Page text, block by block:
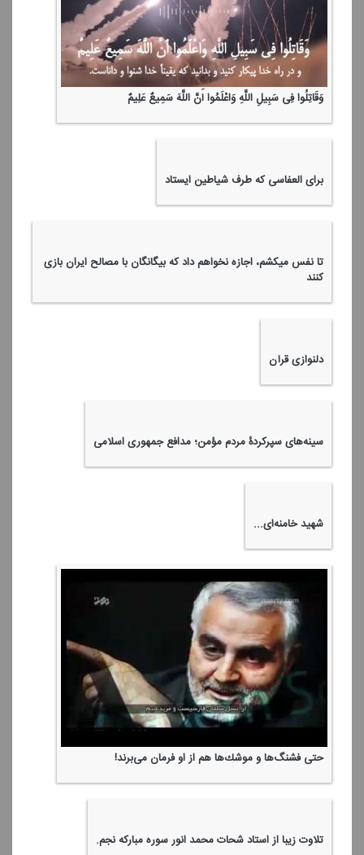
وَقَاتِلُوا فِی سَبِیلِ اللَّهِ وَاعْلَمُوا أَنَّ اللَّهَ سَمِیعٌ عَلِیمٌ
برای العفاسی كه طرف شیاطین ایستاد
تا نفس میكشم، اجازه نخواهم داد كه بیگانگان با مصالح ایران بازی
كنند
دلنوازی قرآن
سینه‌های سپركردۀ مردم مؤمن؛ مدافع جمهوری اسلامی
شهید خامنه‌ای...
حتی فشنگ‌ها و موشك‌ها هم از او فرمان می‌برند!
تلاوت زیبا از استاد شحات محمد انور سوره مباركه نجم.